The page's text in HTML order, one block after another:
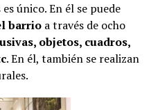
es único. En él se puede
barrioa través de ocho
objetos, cuadros,
. En él, también se realizan